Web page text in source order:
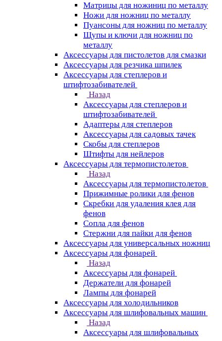
Матрицы для ножиниц по металлу
Ножи для ножниц по металлу
Пуансоны для ножниц по металлу
Щупы и ключи для ножниц по
металлу
Аксессуары для пистолетов для смазки
Аксессуары для резчика шпилек
Аксессуары для степлеров и
штифтозабивателей
Назад
Аксессуары для степлеров и
штифтозабивателей
Адаптеры для степлеров
Аксессуары для садовых тачек
Скобы для степлеров
Штифты для нейлеров
Аксессуары для термопистолетов
Назад
Аксессуары для термопистолетов
Прижимные ролики для фенов
Скребки для удаления клея для
фенов
Сопла для фенов
Стержни для пайки для фенов
Аксессуары для универсальных ножниц
Аксессуары для фонарей
Назад
Аксессуары для фонарей
Держатели для фонарей
Лампы для фонарей
Аксессуары для холодильников
Аксессуары для шлифовальных машин
Назад
Аксессуары для шлифовальных